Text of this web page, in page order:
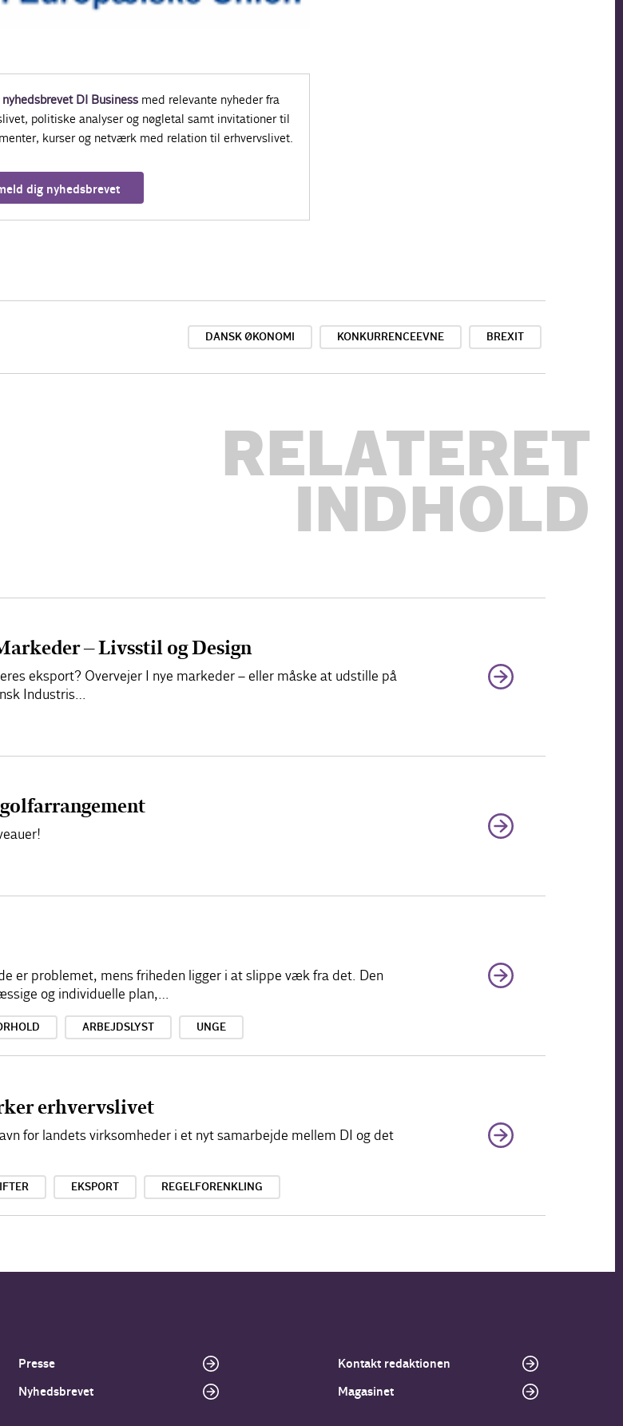
nyhedsbrevet DI Businessmed relevante nyheder fra
politiske analyser og nøgletal samt invitationer til
kurser og netværk med relation til erhvervslivet.
dig nyhedsbrevet
DANSK ØKONOMI KONKURRENCEEVNE BREXIT
RELATERET
INDHOLD
– Livsstil og Design
eksport? Overvejer I nye markeder – eller måske at udstille på
Industris…
er problemet, mens friheden ligger i at slippe væk fra det. Den
og individuelle plan,…
ARBEJDSLYST UNGE
erhvervslivet
for landets virksomheder i et nyt samarbejde mellem DI og det
EKSPORT REGELFORENKLING
Presse
Nyhedsbrevet
Kontakt redaktionen
Magasinet